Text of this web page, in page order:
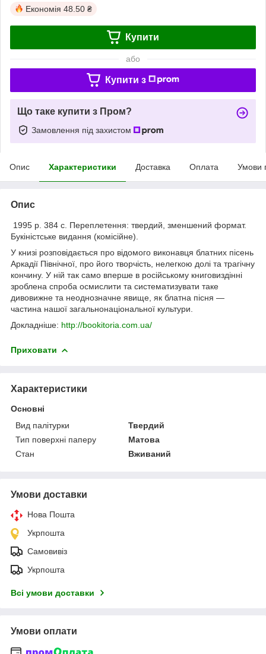
Економія 48.50 ₴
Купити
або
Купити з
Що таке купити з Пром?
Замовлення під захистом
Опис Характеристики Доставка Оплата Умови
Опис
1995 р. 384 с. Переплетення: твердий, зменшений формат.
Букіністське видання (комісійне).
У книзі розповідається про відомого виконавця блатних пісень
Аркадії Північної, про його творчість, нелегкою долі та трагічну
кончину. У ній так само вперше в російському книговиздінні
зроблена спроба осмислити та систематизувати таке
дивовижне та неоднозначне явище, як блатна пісня —
частина нашої загальнонаціональної культури.
Докладніше: http://bookitoria.com.ua/
Приховати
Характеристики
Основні
Вид палітурки
Твердий
Тип поверхні паперу
Матова
Стан
Вживаний
Умови доставки
Нова Пошта
Укрпошта
Самовивіз
Укрпошта
Всі умови доставки
Умови оплати